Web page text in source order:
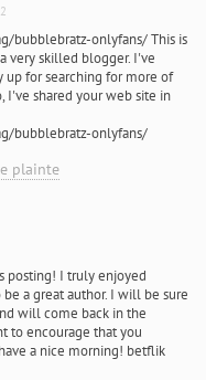
bubblebratz-onlyfans/ This is
very skilled blogger. I've
up for searching for more of
I've shared your web site in
bubblebratz-onlyfans/
plainte
posting! I truly enjoyed
a great author. I will be sure
will come back in the
to encourage that you
a nice morning! betflik